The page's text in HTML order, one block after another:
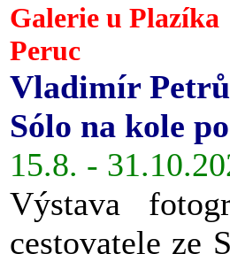
Galerie u Plazíka
Peruc
Vladimír Petrů
Sólo na kole
15.8. -
Výstava
cestovatele ze